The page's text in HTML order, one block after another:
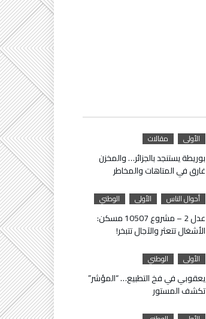
الأولى مقالات
بوريطة يستنجد بالجزائر… والمخزن
غارق في المتاهات والمخاطر
أحوال الناس الأولى الوطني
عدل 2 – مشروع 10507 مسكن:
الأشغال تتعثر والآجال تتبخر!
الأولى الوطني
يعقوبي في فخ التطبيع… “المؤشر”
تكشف المستور